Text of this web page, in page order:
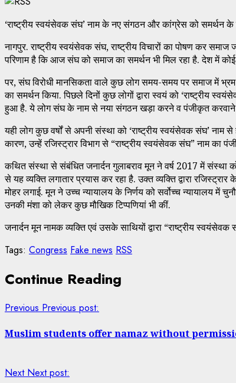
‘राष्ट्रीय स्वयंसेवक संघ’ नाम के नए संगठन और कांग्रेस को समर्थन
नागपुर. राष्ट्रीय स्वयंसेवक संघ, राष्ट्रीय विचारों का पोषण कर
परिणाम है कि आज संघ को समाज का समर्थन भी मिल रहा है. देश में कोई
पर, संघ विरोधी मानसिकता वाले कुछ लोग समय-समय पर समाज में
का समर्थन किया. पिछले दिनों कुछ लोगों द्वारा स्वयं को ‘राष्ट्रीय
हुआ है. ये लोग संघ के नाम से नया संगठन खड़ा करने व पंजीकृत करवाने
यही लोग कुछ वर्षों से अपनी संस्था को ‘राष्ट्रीय स्वयंसेवक संघ’
कारण, उन्हें रजिस्ट्रार विभाग से “राष्ट्रीय स्वयंसेवक संघ” नाम का
कथित संस्था से संबंधित जनार्दन गुलाबराव मून ने वर्ष 2017 में
से यह व्यक्ति लगातार प्रयास कर रहा है. उक्त व्यक्ति द्वारा
मोहर लगाई. मून ने उच्च न्यायालय के निर्णय को सर्वोच्च न्यायालय में
उनकी मंशा को लेकर कुछ मौखिक टिप्पणियां भी कीं.
जनार्दन मून नामक व्यक्ति एवं उसके साथियों द्वारा “राष्ट्रीय
Tags: Congress Fake news RSS
Continue Reading
Previous Previous post:
Muslim students offer namaz without
Next Next post: